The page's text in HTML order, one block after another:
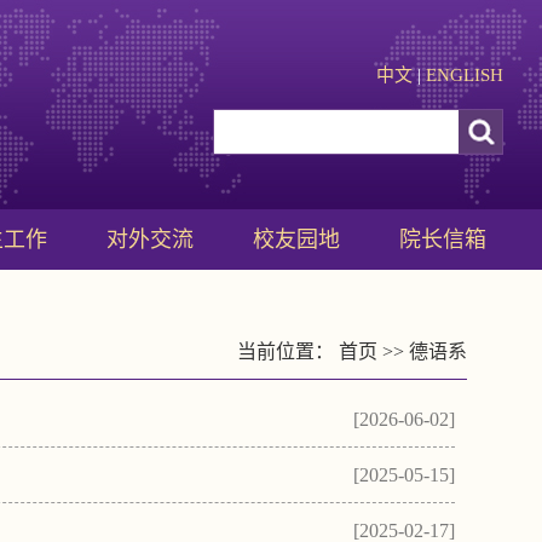
中文|ENGLISH
作 对外交流 校友园地 院长信箱
当前位置： 首页 >> 德语系
[2026-06-02]
[2025-05-15]
[2025-02-17]